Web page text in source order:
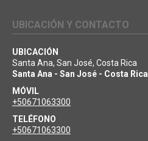
UBICACIÓN Y CONTACTO
UBICACIÓN
Santa Ana, San José, Costa Rica
Santa Ana - San José - Costa Rica
MÓVIL
+50671063300
TELÉFONO
+50671063300